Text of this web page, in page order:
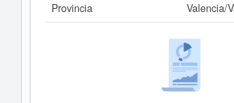
Provincia
Valencia/